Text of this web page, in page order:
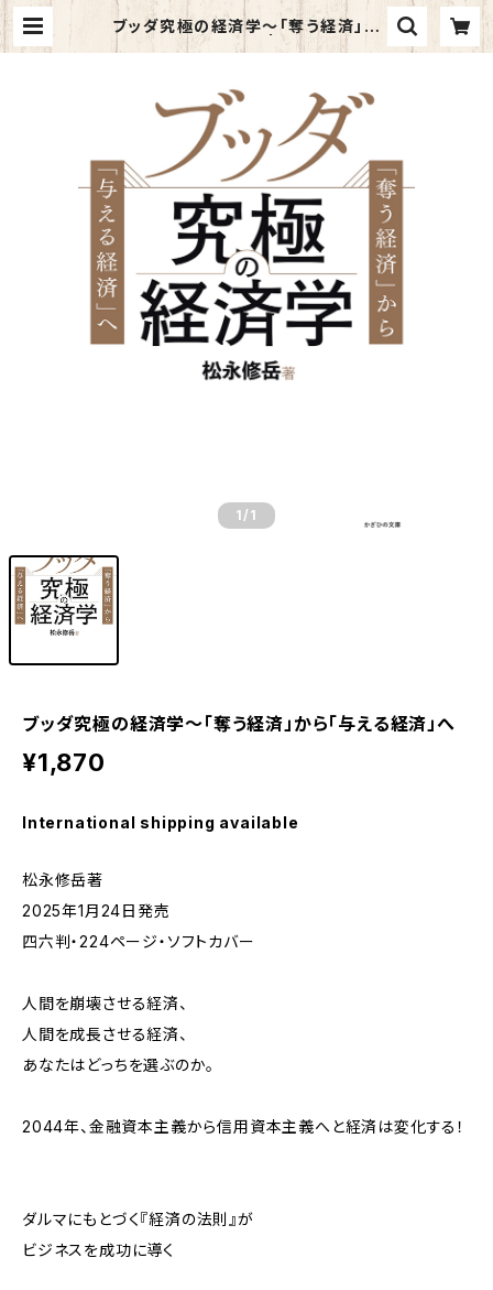
ブッダ究極の経済学～「奪う経済」か
ら「与える経済」へ | kazahino
1 /1
ブッダ究極の経済学～「奪う経済」から「与える経済」へ
¥1,870
International shipping available
松永修岳著
2025年1月24日発売
四六判・224ページ・ソフトカバー
人間を崩壊させる経済、
人間を成長させる経済、
あなたはどっちを選ぶのか。
2044年、金融資本主義から信用資本主義へと経済は変化する！
ダルマにもとづく『経済の法則』が
ビジネスを成功に導く